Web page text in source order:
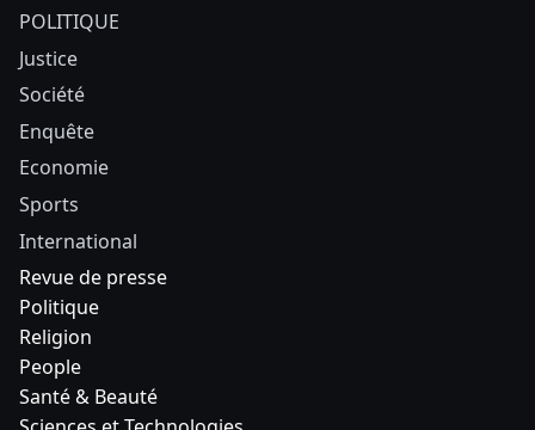
POLITIQUE
Justice
Société
Enquête
Economie
Sports
International
Revue de presse
Politique
Religion
People
Santé & Beauté